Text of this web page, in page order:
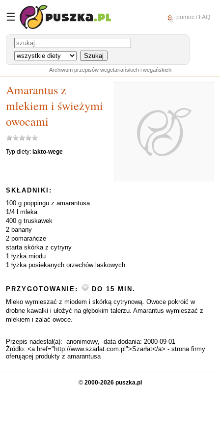
☰ pomoc / FAQ
Archiwum przepisów wegetariańskich i wegańskich
Amarantus z
mlekiem i świeżymi
owocami
Typ diety: lakto-wege
SKŁADNIKI:
100 g poppingu z amarantusa
1/4 l mleka
400 g truskawek
2 banany
2 pomarańcze
starta skórka z cytryny
1 łyżka miodu
1 łyżka posiekanych orzechów laskowych
PRZYGOTOWANIE:
DO 15 MIN.
Mleko wymieszać z miodem i skórką cytrynową. Owoce pokroić w
drobne kawałki i ułożyć na głębokim talerzu. Amarantus wymieszać z
mlekiem i zalać owoce.
Przepis nadesłał(a): anonimowy, data dodania: 2000-09-01
Źródło: <a href="http://www.szarlat.com.pl">Szarłat</a> - strona firmy
oferującej produkty z amarantusa
© 2000-2026 puszka.pl